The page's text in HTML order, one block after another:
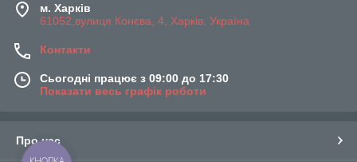
м. Харків
61052,вулиця Конєва, 4, Харків, Україна
Контакти
Сьогодні працює з 09:00 до 17:30
Показати весь графік роботи
Про нас